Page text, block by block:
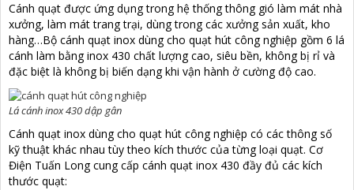
Cánh quạt được ứng dụng trong hệ thống thông gió làm mát nhà
xưởng, làm mát trang trại, dùng trong các xưởng sản xuất, kho
hàng…Bộ cánh quạt inox dùng cho quạt hút công nghiệp gồm 6 lá
cánh làm bằng inox 430 chất lượng cao, siêu bền, không bị rỉ và
đặc biệt là không bị biến dạng khi vận hành ở cường độ cao.
Lá cánh inox 430 dập gân
Cánh quạt inox dùng cho quạt hút công nghiệp có các thông số
kỹ thuật khác nhau tùy theo kích thước của từng loại quạt. Cơ
Điện Tuấn Long cung cấp cánh quạt inox 430 đầy đủ các kích
thước quạt: